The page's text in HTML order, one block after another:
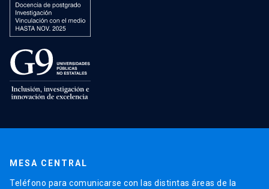
MESA CENTRAL
Teléfono para comunicarse con las distintas áreas de la